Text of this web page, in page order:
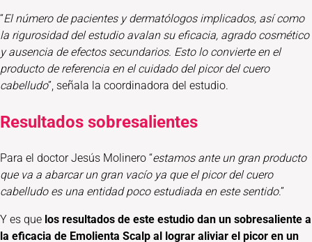
“El número de pacientes y dermatólogos implicados, así como
la rigurosidad del estudio avalan su eficacia, agrado cosmético
y ausencia de efectos secundarios. Esto lo convierte en el
producto de referencia en el cuidado del picor del cuero
cabelludo”, señala la coordinadora del estudio.
Resultados sobresalientes
Para el doctor Jesús Molinero “estamos ante un gran producto
que va a abarcar un gran vacío ya que el picor del cuero
cabelludo es una entidad poco estudiada en este sentido.”
Y es que los resultados de este estudio dan un sobresaliente a
la eficacia de Emolienta Scalp al lograr aliviar el picor en un